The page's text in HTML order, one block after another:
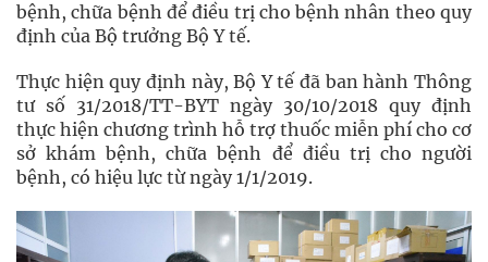
bệnh, chữa bệnh để điều trị cho bệnh nhân theo quy
định của Bộ trưởng Bộ Y tế.
Thực hiện quy định này, Bộ Y tế đã ban hành Thông
tư số 31/2018/TT-BYT ngày 30/10/2018 quy định
thực hiện chương trình hỗ trợ thuốc miễn phí cho cơ
sở khám bệnh, chữa bệnh để điều trị cho người
bệnh, có hiệu lực từ ngày 1/1/2019.